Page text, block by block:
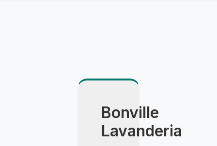
Bonville
Lavanderia